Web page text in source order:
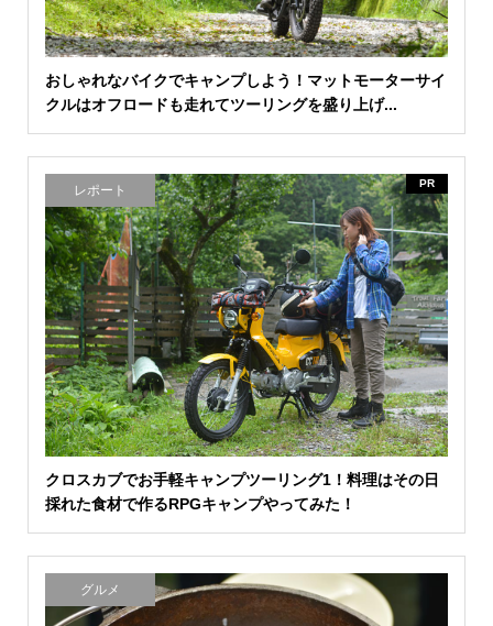
おしゃれなバイクでキャンプしよう！マットモーターサイ
クルはオフロードも走れてツーリングを盛り上げ...
レポート PR
クロスカブでお手軽キャンプツーリング1！料理はその日
採れた食材で作るRPGキャンプやってみた！
グルメ